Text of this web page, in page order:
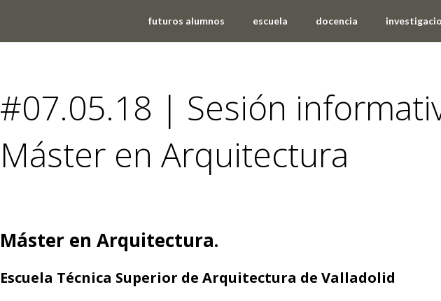
futuros alumnos escuela docencia
#07.05.18 | Sesión
Máster en Arquitectura
Máster en Arquitectura.
Escuela Técnica Superior de Arquitectura de Valladolid